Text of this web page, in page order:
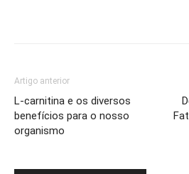
Artigo anterior
L-carnitina e os diversos
benefícios para o nosso
organismo